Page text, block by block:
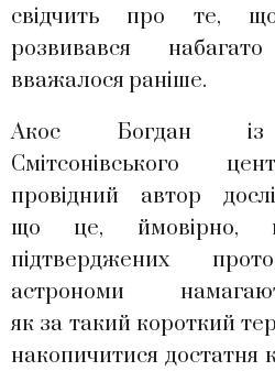
свідчить про те,
розвивався
вважалося раніше.
Акос Богдан із
Смітсонівського
провідний автор
що це, ймовірно,
підтверджених
астрономи
як за такий короткий
накопичитися достатня